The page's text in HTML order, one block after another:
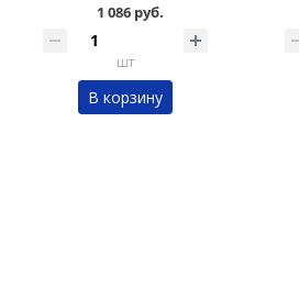
1 086 руб.
шт
В корзину